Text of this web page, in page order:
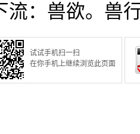
：兽欲。兽
试试手机扫一扫
在你手机上继续浏览此页面